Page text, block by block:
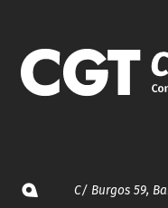
C/ Burgos 59,